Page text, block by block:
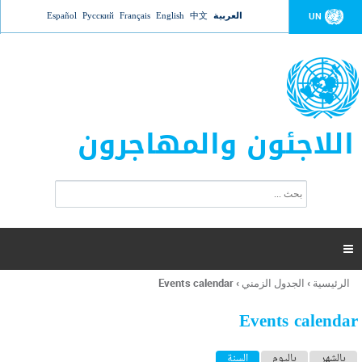
Jump to navigation UN العربية 中文
English
Français
Русский
Español
اللاجئون والمهاجرون
ت
ر
ل
ح
ب

أنت
هنا
الرئيسية › الجدول الزمني ›
Events calendar
Events calendar